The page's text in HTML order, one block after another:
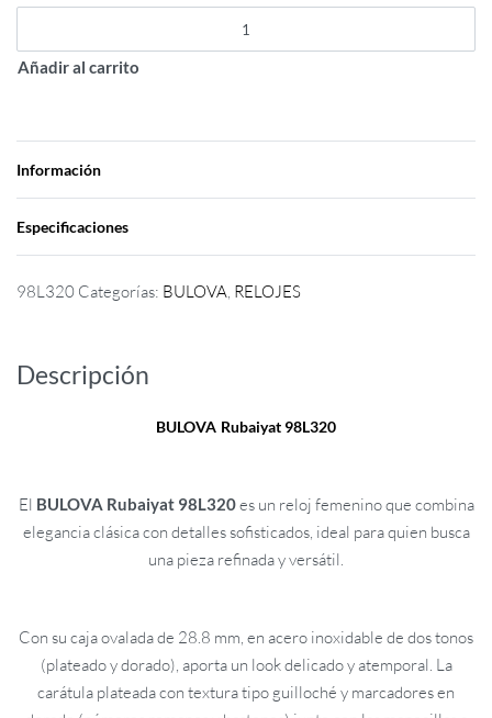
Añadir al carrito
Información
Especificaciones
98L320 Categorías: BULOVA, RELOJES
Descripción
BULOVA Rubaiyat 98L320
El BULOVA Rubaiyat 98L320es un reloj femenino que combina
elegancia clásica con detalles sofisticados, ideal para quien busca
una pieza refinada y versátil.
Con su caja ovalada de 28.8 mm, en acero inoxidable de dos tonos
(plateado y dorado), aporta un look delicado y atemporal. La
carátula plateada con textura tipo guilloché y marcadores en